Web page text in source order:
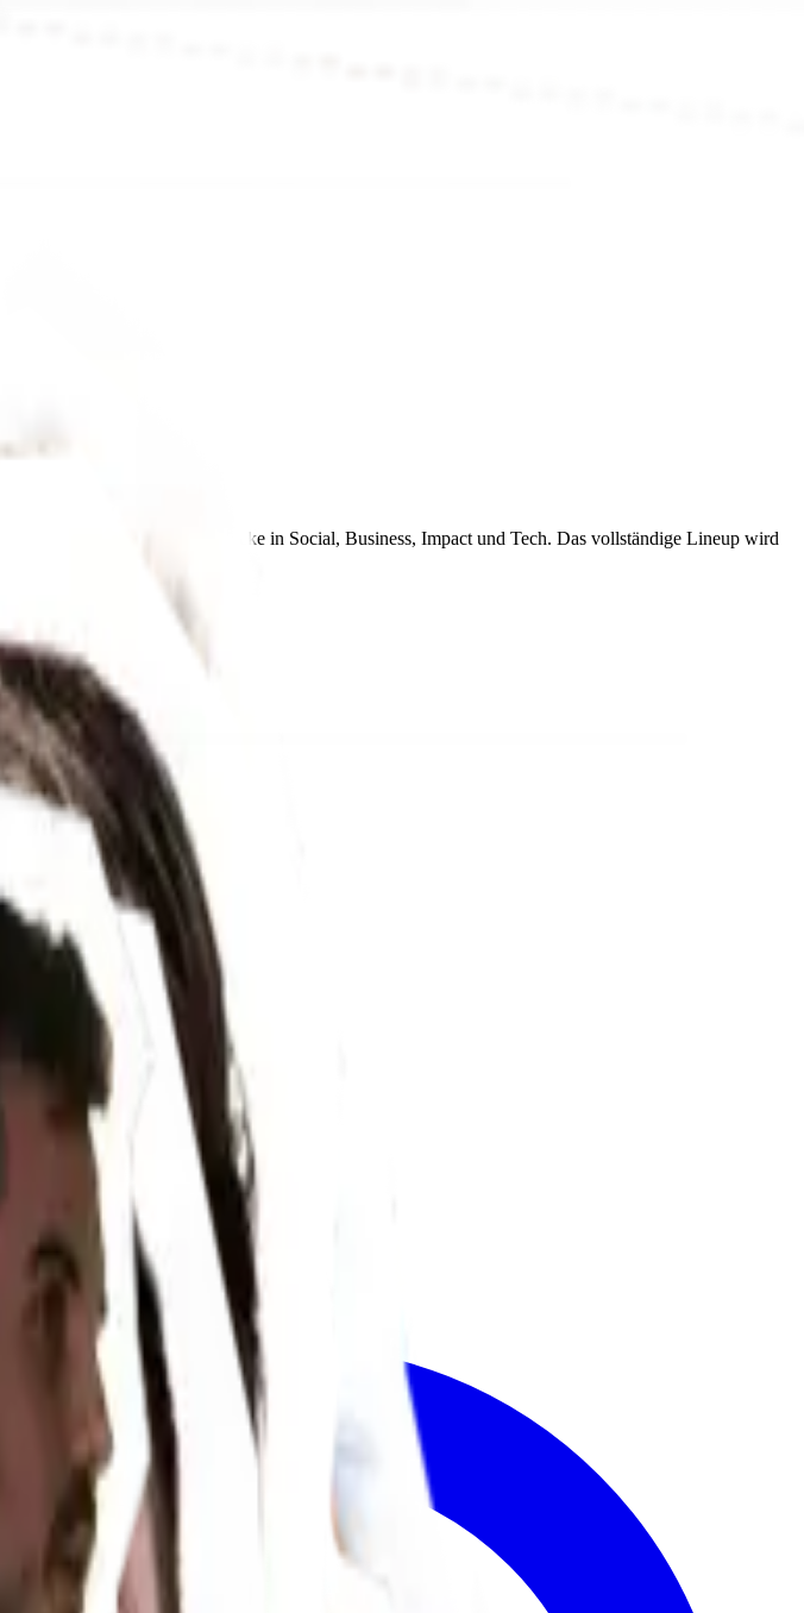
hinweg spannende Einblicke in Social, Business, Impact und Tech. Das vollständige Lineup wird